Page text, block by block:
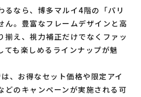
るなら、博多マルイ4階の「パリ
ん。豊富なフレームデザインと高
揃え、視力補正だけでなくファッ
ても楽しめるラインナップが魅
、お得なセット価格や限定アイ
どのキャンペーンが実施される可